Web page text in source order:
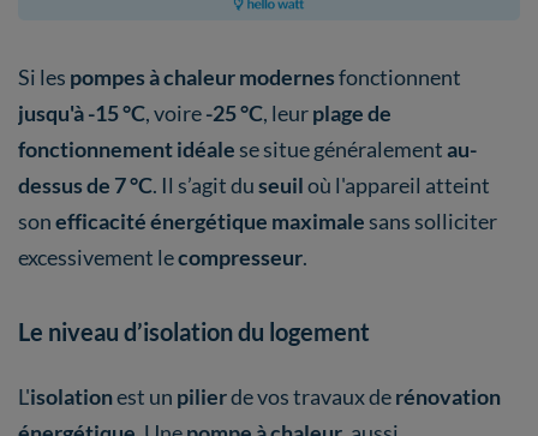
Si les pompes à chaleur modernesfonctionnent
jusqu'à -15 °C, voire-25 °C, leurplage de
fonctionnement idéale se situe généralementau-
dessus de 7 °C. Il s’agit duseuiloù l'appareil atteint
sonefficacité énergétique maximale sans solliciter
excessivement lecompresseur.
Le niveau d’isolation du logement
L'isolationest un pilierde vos travaux derénovation